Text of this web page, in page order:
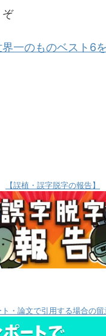
一のものベスト6
【誤植・誤字脱字の報告】
ト・論文で引用する場合の留